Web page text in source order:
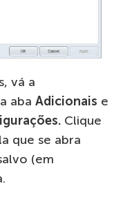
vá a
aba Adicionais e
Clique
que se abra
(em